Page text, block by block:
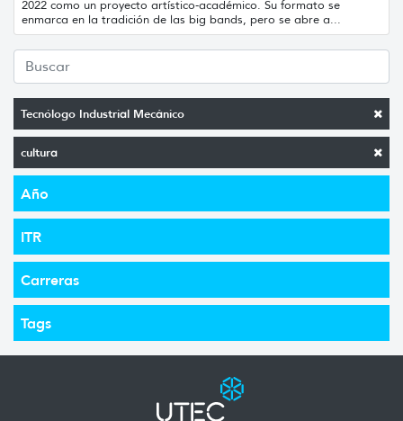
Tecnólogo Industrial Mecánico
cultura
Año
ITR
Carreras
Tags
2022 como un proyecto artístico-académico. Su formato se
enmarca en la tradición de las big bands, pero se abre a...